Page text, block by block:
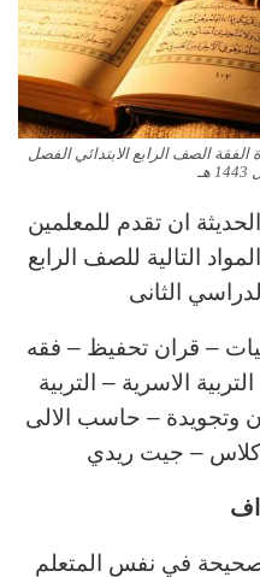
الصف الرابع الابتدائي الفصل
ان تقدم للمعلمين
التالية للصف الرابع
الثانى
– قران تحفيظ – فقه
الاسرية – التربية
وتجويدة – حاسب الالى
– جيت ريدي
في نفس المتعلم